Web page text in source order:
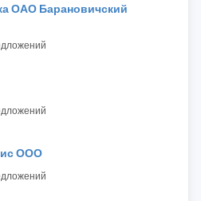
ОАО Барановичский
ООО